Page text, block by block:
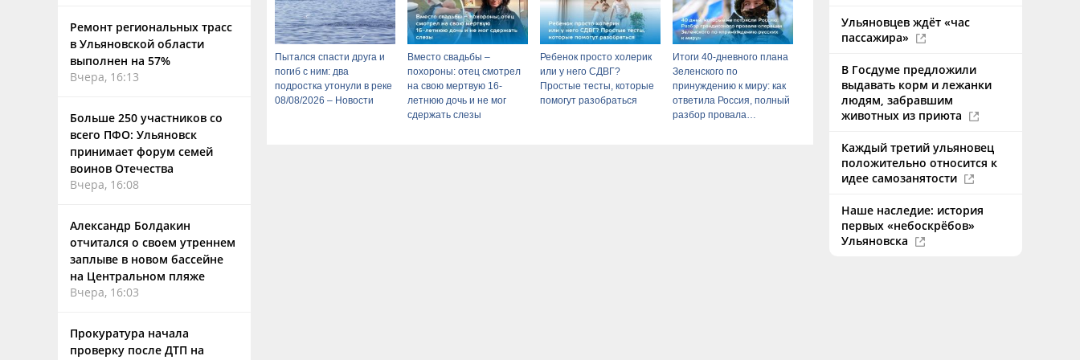
Ремонт региональных трасс
в Ульяновской области
выполнен на 57%
Вчера, 16:13
Больше 250 участников со
всего ПФО: Ульяновск
принимает форум семей
воинов Отечества
Вчера, 16:08
Александр Болдакин
отчитался о своем утреннем
заплыве в новом бассейне
на Центральном пляже
Вчера, 16:03
Прокуратура начала
проверку после ДТП на
Пытался спасти друга и
погиб с ним: два
подростка утонули в реке
08/08/2026 – Новости
Вместо свадьбы –
похороны: отец смотрел
на свою мертвую 16-
летнюю дочь и не мог
сдержать слезы
Ребенок просто холерик
или у него СДВГ?
Простые тесты, которые
помогут разобраться
Итоги 40-дневного плана
Зеленского по
принуждению к миру: как
ответила Россия, полный
разбор провала
Ульяновцев ждёт «час
пассажира»
В Госдуме предложили
выдавать корм и лежанки
людям, забравшим
животных из приюта
Каждый третий ульяновец
положительно относится к
идее самозанятости
Наше наследие: история
первых «небоскрёбов»
Ульяновска